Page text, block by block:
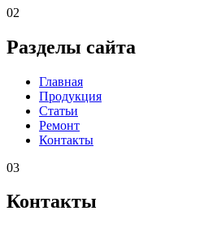
02
Разделы сайта
Главная
Продукция
Статьи
Ремонт
Контакты
03
Контакты